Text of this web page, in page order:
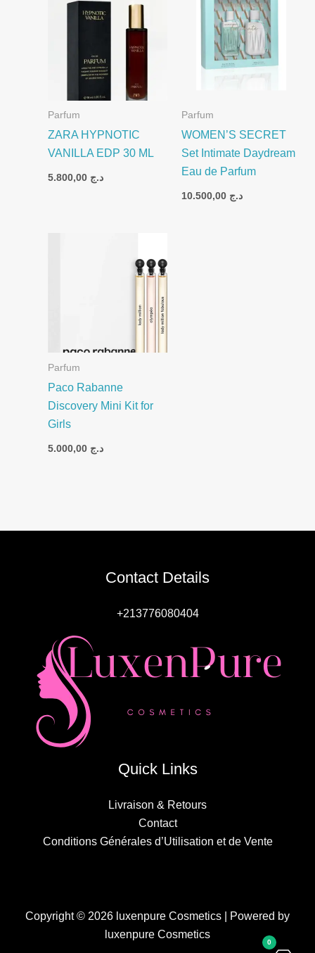
Parfum
ZARA HYPNOTIC
VANILLA EDP 30 ML
د.ج
Parfum
WOMEN’S SECRET
Set Intimate Daydream
Eau de Parfum
د.ج
Parfum
Paco Rabanne
Discovery Mini Kit for
Girls
د.ج
Contact Details
+213776080404
Quick Links
Livraison & Retours
Contact
Conditions Générales d’Utilisation et de Vente
Copyright © 2026 luxenpure Cosmetics | Powered by
luxenpure Cosmetics
0